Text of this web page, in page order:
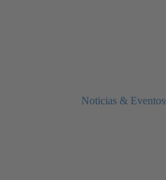
Noticias & Eventos